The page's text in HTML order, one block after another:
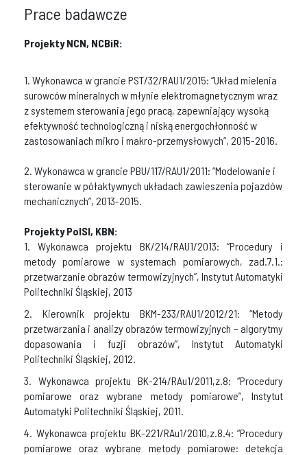
Prace badawcze
Projekty NCN, NCBiR:
1. Wykonawca w grancie PST/32/RAU1/2015: “Układ mielenia
surowców mineralnych w młynie elektromagnetycznym wraz
z systemem sterowania jego pracą, zapewniający wysoką
efektywność technologiczną i niską energochłonność w
zastosowaniach mikro i makro-przemysłowych”, 2015-2016.
2. Wykonawca w grancie PBU/117/RAU1/2011: “Modelowanie i
sterowanie w półaktywnych układach zawieszenia pojazdów
mechanicznych”, 2013-2015.
Projekty PolSl, KBN:
1. Wykonawca projektu BK/214/RAU1/2013: “Procedury i
metody pomiarowe w systemach pomiarowych, zad.7.1.:
przetwarzanie obrazów termowizyjnych”, Instytut Automatyki
Politechniki Śląskiej, 2013
2. Kierownik projektu BKM-233/RAU1/2012/21: “Metody
przetwarzania i analizy obrazów termowizyjnych – algorytmy
dopasowania i fuzji obrazów”, Instytut Automatyki
Politechniki Śląskiej, 2012.
3. Wykonawca projektu BK-214/RAu1/2011,z.8: “Procedury
pomiarowe oraz wybrane metody pomiarowe”, Instytut
Automatyki Politechniki Śląskiej, 2011.
4. Wykonawca projektu BK-221/RAu1/2010,z.8.4: “Procedury
pomiarowe oraz wybrane metody pomiarowe: detekcja